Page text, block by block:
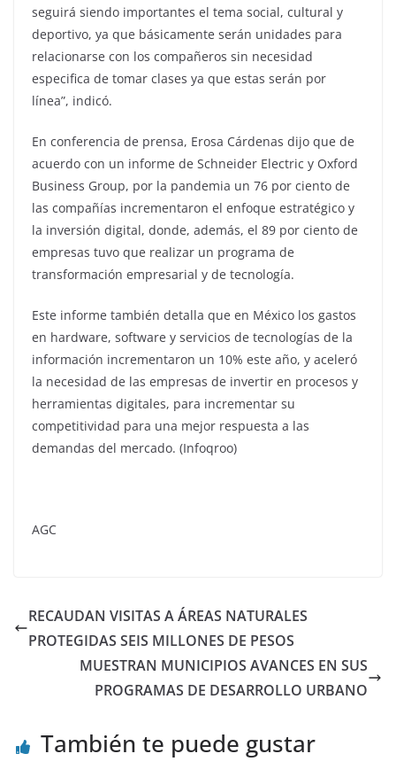
seguirá siendo importantes el tema social, cultural y
deportivo, ya que básicamente serán unidades para
relacionarse con los compañeros sin necesidad
especifica de tomar clases ya que estas serán por
línea”, indicó.
En conferencia de prensa, Erosa Cárdenas dijo que de
acuerdo con un informe de Schneider Electric y Oxford
Business Group, por la pandemia un 76 por ciento de
las compañías incrementaron el enfoque estratégico y
la inversión digital, donde, además, el 89 por ciento de
empresas tuvo que realizar un programa de
transformación empresarial y de tecnología.
Este informe también detalla que en México los gastos
en hardware, software y servicios de tecnologías de la
información incrementaron un 10% este año, y aceleró
la necesidad de las empresas de invertir en procesos y
herramientas digitales, para incrementar su
competitividad para una mejor respuesta a las
demandas del mercado. (Infoqroo)
AGC
RECAUDAN VISITAS A ÁREAS NATURALES
PROTEGIDAS SEIS MILLONES DE PESOS
MUESTRAN MUNICIPIOS AVANCES EN SUS
PROGRAMAS DE DESARROLLO URBANO
También te puede gustar